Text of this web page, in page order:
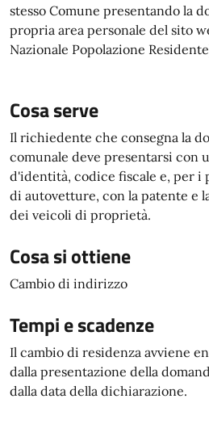
stesso Comune presentando la
propria area personale del sito
Nazionale Popolazione
Cosa serve
Il richiedente che consegna la
comunale deve presentarsi con
d'identità, codice fiscale e, per i
di autovetture, con la patente e
dei veicoli di proprietà.
Cosa si ottiene
Cambio di indirizzo
Tempi e scadenze
Il cambio di residenza avviene
dalla presentazione della
dalla data della dichiarazione.